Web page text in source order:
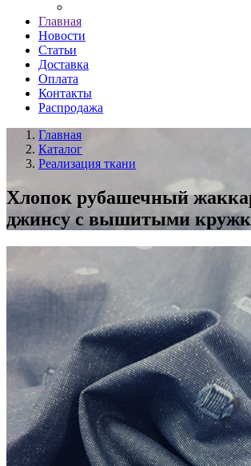
Главная
Новости
Статьи
Доставка
Оплата
Контакты
Распродажа
Главная
Каталог
Реализация ткани
Хлопок рубашечный
джинсу с вышитыми